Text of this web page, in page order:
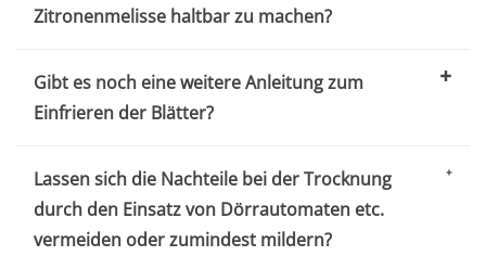
Zitronenmelisse haltbar zu machen?
Gibt es noch eine weitere Anleitung zum
Einfrieren der Blätter?
Lassen sich die Nachteile bei der Trocknung
durch den Einsatz von Dörrautomaten etc.
vermeiden oder zumindest mildern?